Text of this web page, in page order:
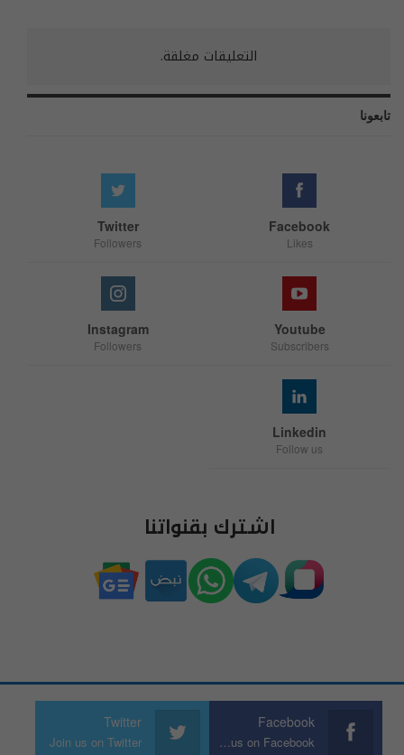
التعليقات مغلقة.
تابعونا
Facebook
Likes
Twitter
Followers
Youtube
Subscribers
Instagram
Followers
Linkedin
Follow us
اشترك بقنواتنا
Facebook
Join us on Facebook
Twitter
Join us on Twitter